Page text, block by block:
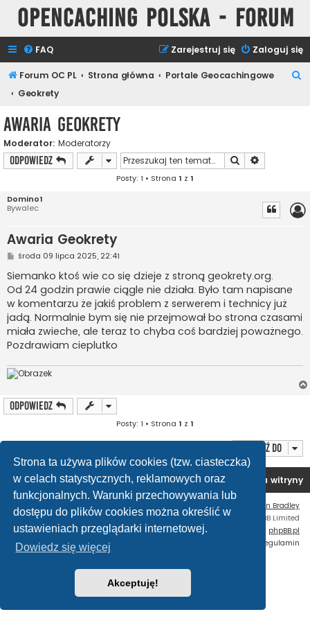
Strona ta używa plików cookies (tzw. ciasteczka)
w celach statystycznych, reklamowych oraz
funkcjonalnych. Warunki przechowywania lub
dostępu do plików cookies można określić w
ustawieniach przeglądarki internetowej.
Dowiedz się więcej
Akceptuję!
Opencaching Polska - Forum
FAQ Zaloguj się
Zarejestruj się
Forum OC PL Strona główna
Portale Geocachingowe
Geokrety
Awaria Geokrety
Moderator: Moderatorzy
ODPOWIEDZ Szukaj
Posty: 1 • Strona 1 z 1
Domino1
Bywalec
Awaria Geokrety
P
s
t
środa 09 lipca 2025, 22:41
Siemanko ktoś wie co się dzieje z stroną geokrety.org.
Od 24 godzin prawie ciągle nie działa. Było tam napisane
w komentarzu że jakiś problem z serwerem i technicy już
jadą. Normalnie bym się nie przejmował bo strona czasami
miała zwieche, ale teraz to chyba coś bardziej poważnego.
Pozdrawiam cieplutko
ODPOWIEDZ
Posty: 1 • Strona 1 z 1
Przejdź do
Forum OC PL Strona główna Usuń ciasteczka witryny
Flat Style by
Ian Bradley
Technologię dostarczaphpBB® Forum Software © phpBB Limited
Polski pakiet językowy dostarcza phpBB.pl
Regulamin